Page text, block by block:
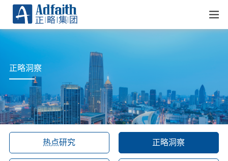
正略洞察
热点研究 正略洞察